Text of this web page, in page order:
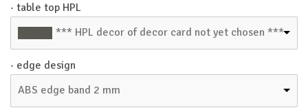
· table top HPL
*** HPL decor of decor card not yet chosen ***
· edge design
ABS edge band 2 mm